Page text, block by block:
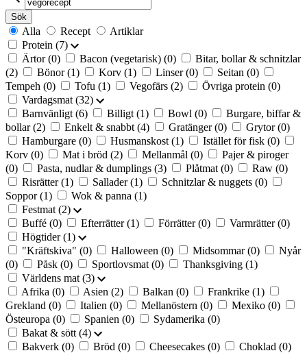
Alla Recept
Artiklar
Protein (7)
Ärtor(0) Bacon (vegetarisk) (0)
Bitar, bollar & schnitzlar
(2)
Bönor(1) Korv (1) Linser(0) Seitan (0)
Tempeh (0) Tofu (1) Vegofärs (2) Övriga protein (0)
Vardagsmat (32)
Barnvänligt (6) Billigt (1) Bowl (0)
Burgare, biffar &
bollar(2) Enkelt & snabbt (4) Gratänger(0) Grytor(0)
Hamburgare (0) Husmanskost (1) Istället för fisk (0)
Korv (0) Mat i bröd (2) Mellanmål (0)
Pajer & piroger
(0)
Pasta, nudlar & dumplings (3) Plåtmat (0) Raw (0)
Risrätter(1) Sallader(1) Schnitzlar & nuggets (0)
Soppor(1) Wok & panna (1)
Festmat (2)
Buffé (0) Efterrätter(1) Förrätter(0) Varmrätter(0)
Högtider(1)
"Kräftskiva" (0) Halloween (0) Midsommar(0)
Nyår
(0)
Påsk (0) Sportlovsmat (0) Thanksgiving (1)
Världens mat (3)
Afrika (0) Asien (2) Balkan (0) Frankrike (1)
Grekland (0) Italien (0) Mellanöstern (0) Mexiko (0)
Östeuropa (0) Spanien (0) Sydamerika (0)
Bakat & sött (4)
Bakverk (0) Bröd (0) Cheesecakes (0) Choklad (0)